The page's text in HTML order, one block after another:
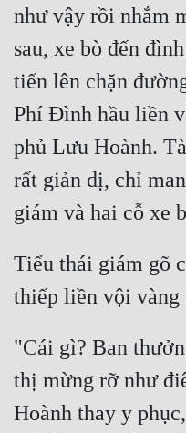
như vậy rồi nhắm
sau, xe bò đến
tiến lên chặn
Phí Đình hầu liền
phủ Lưu Hoành.
rất giản dị, chỉ
Tiểu thái giám gõ
"Cái gì? Ban
thị mừng rỡ như
Hoành thay y